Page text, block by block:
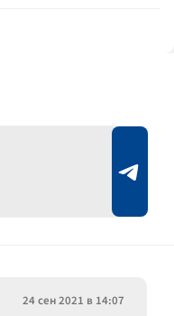
24 сен 2021 в 14:07